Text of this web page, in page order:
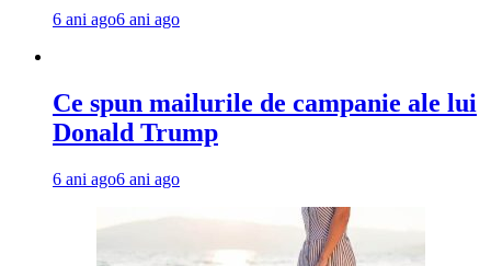
6 ani ago6 ani ago
Ce spun mailurile de campanie ale lui
Donald Trump
6 ani ago6 ani ago